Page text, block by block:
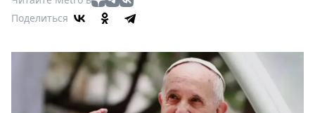
Мода
Театр
Афиша
Книги
Выставки
Поделиться